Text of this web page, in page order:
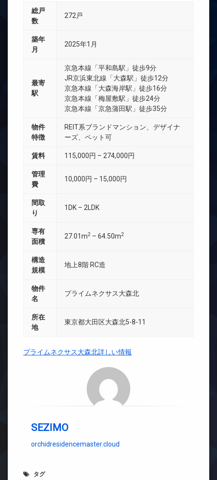
総戸
数
272戸
築年
月
2025年1月
最寄
駅
京急本線「平和島駅」徒歩9分
JR京浜東北線「大森駅」徒歩12分
京急本線「大森海岸駅」徒歩16分
京急本線「梅屋敷駅」徒歩24分
京急本線「京急蒲田駅」徒歩35分
物件
特徴
REIT系ブランドマンション、デザイナ
ーズ、ペット可
賃料 115,000円 – 274,000円
管理
費
10,000円 – 15,000円
間取
り
1DK – 2LDK
専有
面積
27.01m2 – 64.50m2
構造
規模
地上8階 RC造
物件
名
プライムネクサス大森北
所在
地
東京都大田区大森北5-8-11
プライムネクサス大森北詳しい情報
SEZIMO
orchidresidencemaster.cloud
タグ